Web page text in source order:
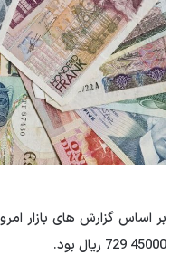
45000 729 ریال بود.